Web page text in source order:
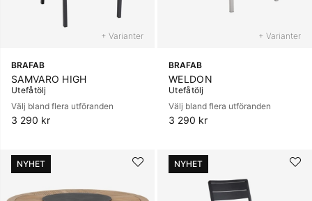
+ Varianter
BRAFAB
SAMVARO HIGH
Utefåtölj
Välj bland flera utföranden
3 290 kr
+ Varianter
BRAFAB
WELDON
Utefåtölj
Välj bland flera utföranden
3 290 kr
NYHET NYHET